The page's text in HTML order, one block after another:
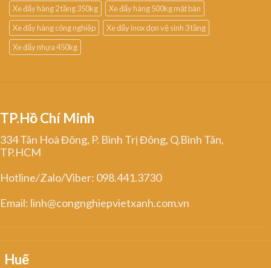
Xe đẩy hàng 2 tầng 350kg
Xe đẩy hàng 500kg mặt bàn
Xe đẩy hàng công nghiệp
Xe đẩy inox dọn vệ sinh 3 tầng
Xe đẩy nhựa 450kg
TP.Hồ Chí Minh
334 Tân Hoà Đông, P. Bình Trị Đông, Q.Bình Tân,
TP.HCM
Hotline/Zalo/Viber: 098.441.3730
Email: linh@congnghiepvietxanh.com.vn
Huế